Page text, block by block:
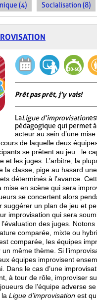
(4) Socialisation (8)
Prêt pas prêt, j’y vais!
LaLigue d’improvisation
pédagogique qui permet
acteur au sein d’une
de laquelle deux
se prêtent au jeu : le
et les juges. L’arbitre, la
la classe, pige au hasard
déterminés à l’avance.
mise en scène qui sera
se concertent alors
suggérer un plan de jeu et
improvisation qui sera
l’évaluation des juges.
comparée, mixte ou
comparée, les équipes
même thème. Si
équipes improvisent
Dans le cas d’une
à tour de rôle, improviser
de l’équipe adverse
la Ligue d’improvisation est